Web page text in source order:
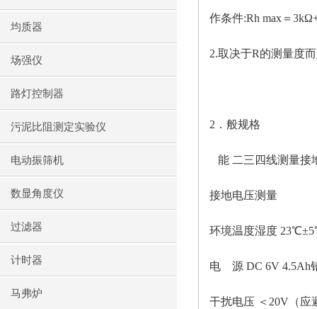
均质器
场强仪
路灯控制器
污泥比阻测定实验仪
电动振筛机
数显角度仪
过滤器
计时器
马弗炉
作条件:Rh max＝
2.取决于R的测量度
2．般规格
能 二三四线测量接
接地电压测量
环境温度湿度
电 源 DC 6V 4.5Ah
干扰电压 ＜ 20V（应